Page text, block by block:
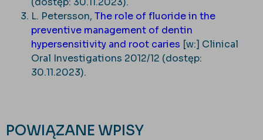
L. Petersson, The role of fluoride in the
preventive management of dentin
hypersensitivity and root caries [w:] Clinical
Oral Investigations 2012/12 (dostęp:
30.11.2023).
POWIĄZANE WPISY